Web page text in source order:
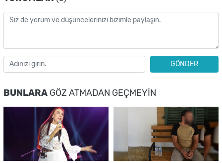
GÖNDER
BUNLARA GÖZ ATMADAN GEÇMEYIN